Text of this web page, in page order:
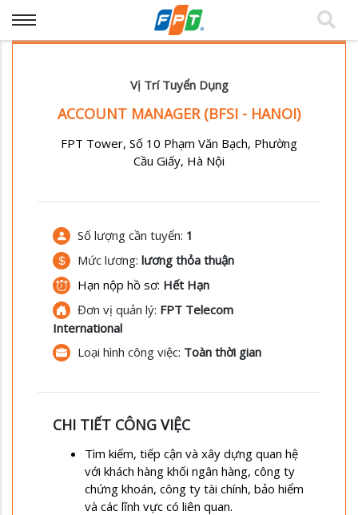
Vị Trí Tuyển Dụng
ACCOUNT MANAGER (BFSI - HANOI)
FPT Tower, Số 10 Phạm Văn Bạch, Phường
Cầu Giấy, Hà Nội
Số lượng cần tuyển: 1
Mức lương: lương thỏa thuận
Hạn nộp hồ sơ: Hết Hạn
Đơn vị quản lý: FPT Telecom
International
Loại hình công việc: Toàn thời gian
CHI TIẾT CÔNG VIỆC
Tìm kiếm, tiếp cận và xây dựng quan hệ
với khách hàng khối ngân hàng, công ty
chứng khoán, công ty tài chính, bảo hiểm
và các lĩnh vực có liên quan.